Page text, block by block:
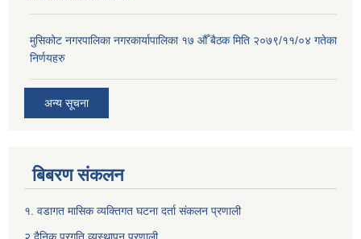
मुसिकोट नगरपालिका नगरकार्यापालिका १७ औँ बैठक मिति २०७९/११/०४ गतेका
निर्णयहरु
अन्य सूचना
बिबरण संकलन
१. वडागत मासिक व्यक्तिगत घटना दर्ता संकलन प्रणाली